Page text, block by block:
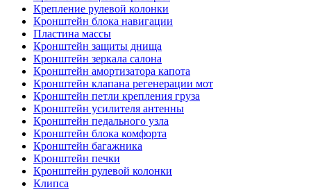
Крепление рулевой колонки
Кронштейн блока навигации
Пластина массы
Кронштейн защиты днища
Кронштейн зеркала салона
Кронштейн амортизатора капота
Кронштейн клапана регенерации мот
Кронштейн петли крепления груза
Кронштейн усилителя антенны
Кронштейн педального узла
Кронштейн блока комфорта
Кронштейн багажника
Кронштейн печки
Кронштейн рулевой колонки
Клипса